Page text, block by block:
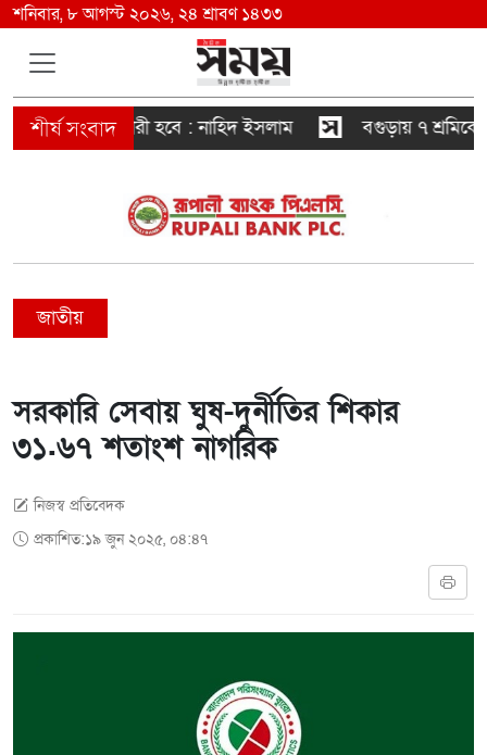
শনিবার, ৮ আগস্ট ২০২৬, ২৪ শ্রাবণ ১৪৩৩
স্বৈরাচারী হবে : নাহিদ ইসলাম বগুড়ায় ৭ শ্রমিকের
জাতীয়
সরকারি সেবায় ঘুষ-দুর্নীতির শিকার
৩১.৬৭ শতাংশ নাগরিক
নিজস্ব প্রতিবেদক
প্রকাশিত:১৯ জুন ২০২৫, ০৪:৪৭